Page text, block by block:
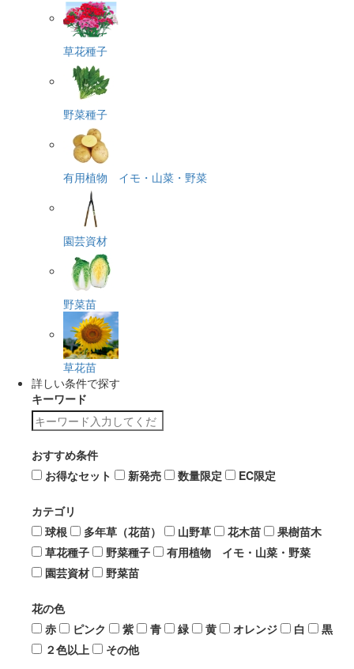
草花種子
野菜種子
有用植物 イモ・山菜・野菜
園芸資材
野菜苗
草花苗
詳しい条件で探す
キーワード
おすすめ条件
お得なセット
新発売 数量限定 EC限定
カテゴリ
球根
多年草（花苗） 山野草 花木苗
果樹苗木
草花種子
野菜種子
有用植物 イモ・山菜・野菜
園芸資材
野菜苗
花の色
赤
ピンク 紫 青 緑 黄 オレンジ 白
黒
２色以上
その他